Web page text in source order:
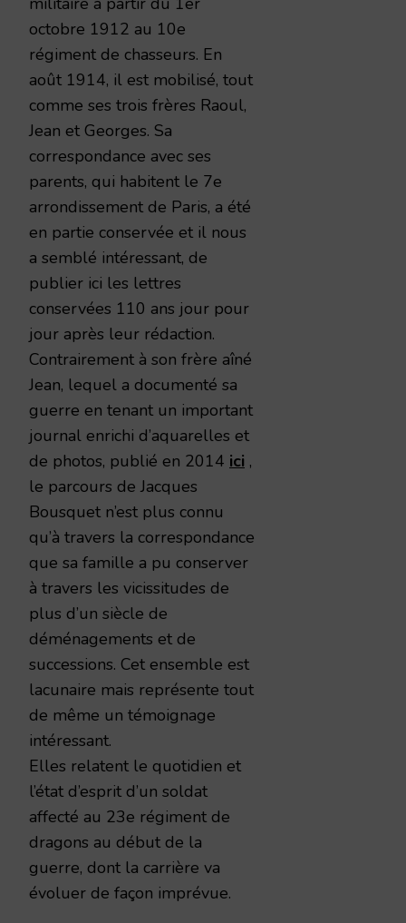
octobre 1912 au 10e
régiment de chasseurs. En
août 1914, il est mobilisé, tout
comme ses trois frères Raoul,
Jean et Georges. Sa
correspondance avec ses
parents, qui habitent le 7e
arrondissement de Paris, a été
en partie conservée et il nous
a semblé intéressant, de
publier ici les lettres
conservées 110 ans jour pour
jour après leur rédaction.
Contrairement à son frère aîné
Jean, lequel a documenté sa
guerre en tenant un important
journal enrichi d’aquarelles et
de photos, publié en 2014 ici ,
le parcours de Jacques
Bousquet n’est plus connu
qu’à travers la correspondance
que sa famille a pu conserver
à travers les vicissitudes de
plus d’un siècle de
déménagements et de
successions. Cet ensemble est
lacunaire mais représente tout
de même un témoignage
intéressant.
Elles relatent le quotidien et
l’état d’esprit d’un soldat
affecté au 23e régiment de
dragons au début de la
guerre, dont la carrière va
évoluer de façon imprévue.